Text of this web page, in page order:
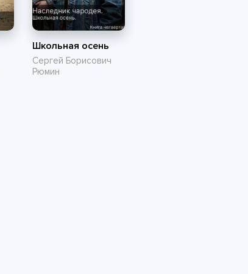
Школьная осень
Сергей Борисович
Рюмин